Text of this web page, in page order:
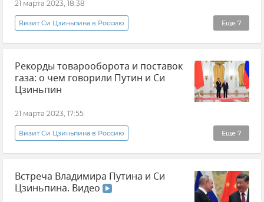
21 марта 2023, 18:38
Еще 7
Визит Си Цзиньпина в Россию
Владимир Путин (политик)
Си Цзиньпин (председатель КНР) Китай
Россия
Рекорды товарооборота и поставок
газа: о чем говорили Путин и Си
Цзиньпин
21 марта 2023, 17:55
Еще 7
Визит Си Цзиньпина в Россию
Си Цзиньпин (председатель КНР)
Владимир Путин (политик) Китай
Встреча Владимира Путина и Си
Цзиньпина. Видео